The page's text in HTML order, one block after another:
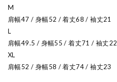
M
肩幅47 / 身幅52 / 着丈68 / 袖丈21
L
肩幅49.5 / 身幅55 / 着丈71 / 袖丈22
XL
肩幅52 / 身幅58 / 着丈74 / 袖丈23